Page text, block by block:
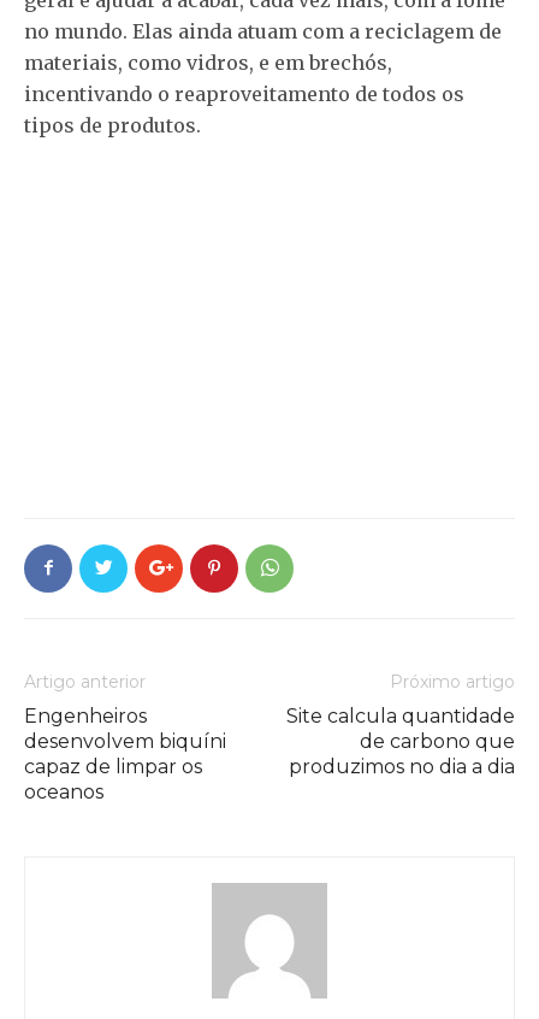
no mundo. Elas ainda atuam com a reciclagem de
materiais, como vidros, e em brechós,
incentivando o reaproveitamento de todos os
tipos de produtos.
Artigo anterior
Engenheiros
desenvolvem biquíni
capaz de limpar os
oceanos
Próximo artigo
Site calcula quantidade
de carbono que
produzimos no dia a dia